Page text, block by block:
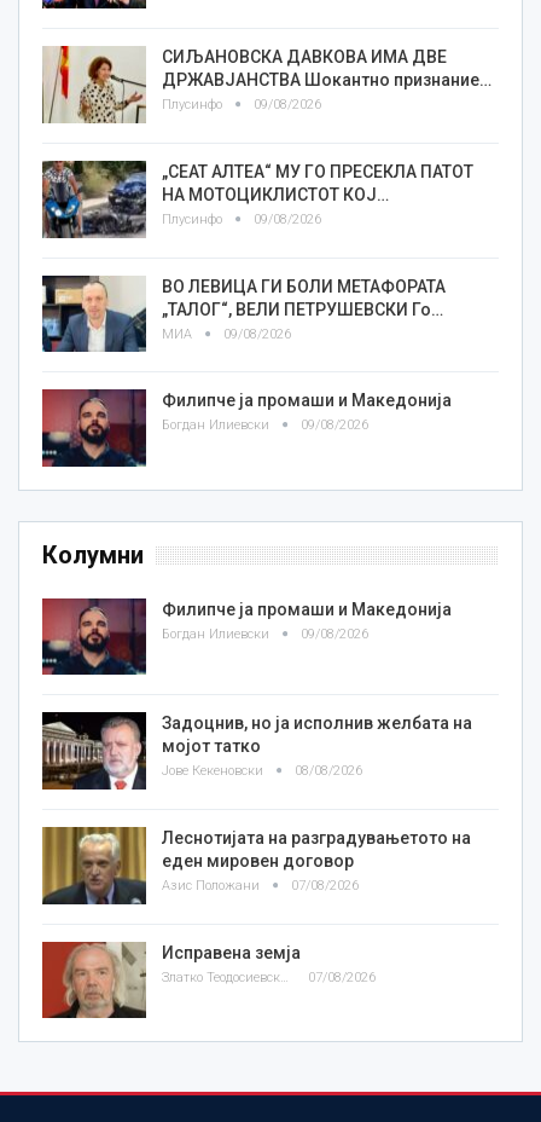
СИЉАНОВСКА ДАВКОВА ИМА ДВЕ
ДРЖАВЈАНСТВА Шокантно признание…
Плусинфо 09/08/2026
„СЕАТ АЛТЕА“ МУ ГО ПРЕСЕКЛА ПАТОТ
НА МОТОЦИКЛИСТОТ КОЈ…
Плусинфо 09/08/2026
ВО ЛЕВИЦА ГИ БОЛИ МЕТАФОРАТА
„ТАЛОГ“, ВЕЛИ ПЕТРУШЕВСКИ Го…
МИА 09/08/2026
Филипче ја промаши и Македонија
Богдан Илиевски 09/08/2026
Колумни
Филипче ја промаши и Македонија
Богдан Илиевски 09/08/2026
Задоцнив, но ја исполнив желбата на
мојот татко
Јове Кекеновски 08/08/2026
Леснотијата на разградувањетото на
еден мировен договор
Азис Положани 07/08/2026
Исправена земја
Златко Теодосиевски 07/08/2026